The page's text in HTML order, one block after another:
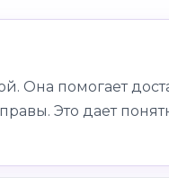
Она помогает
Это дает